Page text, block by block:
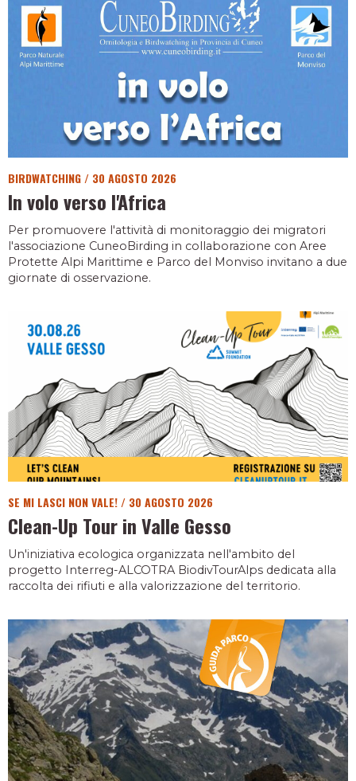
BIRDWATCHING/ 30 AGOSTO 2026
In volo verso l'Africa
Per promuovere l'attività di monitoraggio dei migratori
l'associazione CuneoBirding in collaborazione con Aree
Protette Alpi Marittime e Parco del Monviso invitano a due
giornate di osservazione.
SE MI LASCI NON VALE! / 30 AGOSTO 2026
Clean-Up Tour in Valle Gesso
Un'iniziativa ecologica organizzata nell'ambito del
progetto Interreg-ALCOTRA BiodivTourAlps dedicata alla
raccolta dei rifiuti e alla valorizzazione del territorio.